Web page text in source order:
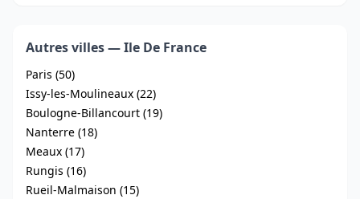
Autres villes — Ile De France
Paris (50)
Issy-les-Moulineaux (22)
Boulogne-Billancourt (19)
Nanterre (18)
Meaux (17)
Rungis (16)
Rueil-Malmaison (15)